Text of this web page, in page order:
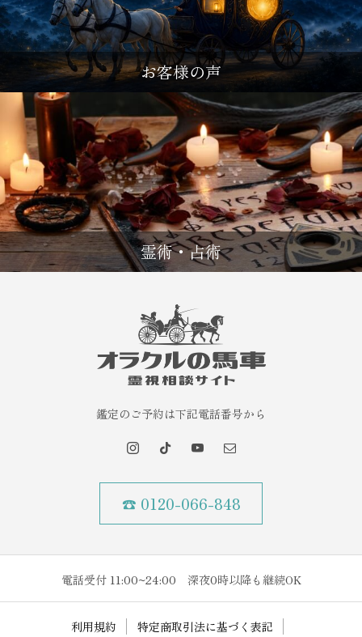
お客様の声
霊術・占術
鑑定のご予約は下記電話番号から
☎ 0120-066-848
電話受付 11:00~24:00 深夜0時以降も継続OK
利用規約 特定商取引法に基づく表記